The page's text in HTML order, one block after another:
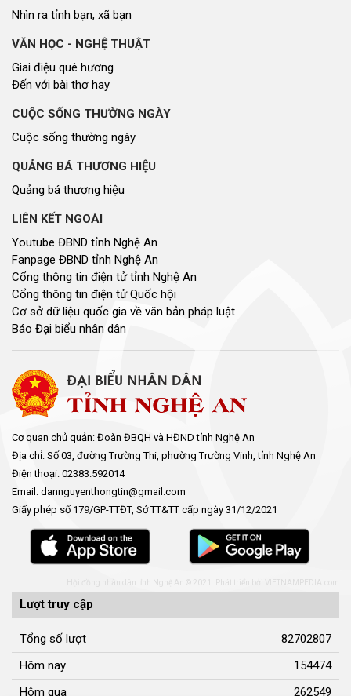
LIÊN KẾT NGOÀI
Youtube ĐBND tỉnh Nghệ An
Cổng thông tin điện tử tỉnh Nghệ An
Cổng thông tin điện tử Quốc hội
Cơ sở dữ liệu quốc gia về văn bản pháp luật
Cơ quan chủ quản: Đoàn ĐBQH và HĐND tỉnh Nghệ An
Địa chỉ: Số 03, đường Trường Thi, phường Trường Vinh, tỉnh Nghệ An
Điện thoại: 02383.592014
Email: dannguyenthongtin@gmail.com
Giấy phép số 179/GP-TTĐT, Sở TT&TT cấp ngày 31/12/2021
Hội đồng nhân dân tỉnh Nghệ An © 2021. Phát triển bởi
Lượt truy cập
Tổng số lượt
Hôm nay
154474
Hôm qua
Đang xem